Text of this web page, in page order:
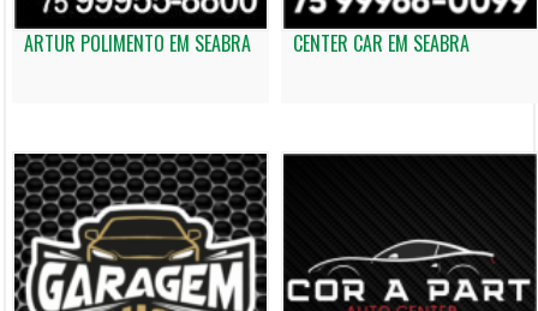
ARTUR POLIMENTO EM SEABRA CENTER CAR EM SEABRA